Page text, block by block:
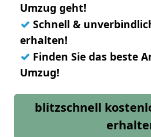
Umzug geht!
✓ Schnell &
erhalten!
✓ Finden Sie das beste
Umzug!
blitzschnell